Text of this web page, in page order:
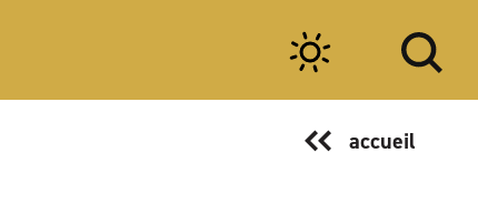
accueil